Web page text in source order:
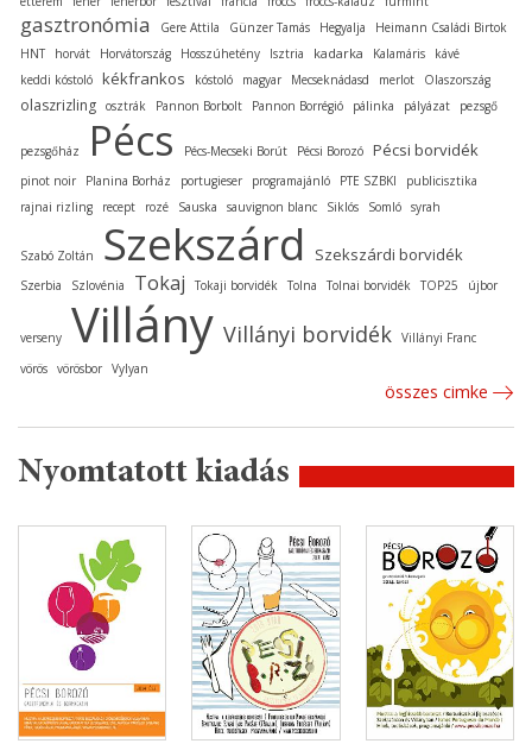
gasztronómia Gere Attila Günzer Tamás Hegyalja
Heimann Családi Birtok
HNT
horvát Horvátország Hosszúhetény Isztria kadarka Kalamáris
kávé
keddi kóstoló kékfrankos kóstoló magyar Mecseknádasd merlot Olaszország
olaszrizling osztrák Pannon Borbolt Pannon Borrégió pálinka pályázat pezsgő
pezsgőház Pécs Pécs-Mecseki Borút Pécsi Borozó Pécsi borvidék
pinot noir Planina Borház portugieser programajánló PTE SZBKI
publicisztika
rajnai rizling
recept rozé Sauska sauvignon blanc Siklós Somló syrah
Szabó Zoltán Szekszárd Szekszárdi borvidék
Szerbia Szlovénia Tokaj Tokaji borvidék Tolna Tolnai borvidék TOP25 újbor
verseny Villány Villányi borvidék Villányi Franc
vörös vörösbor Vylyan
összes cimke
Nyomtatott kiadás